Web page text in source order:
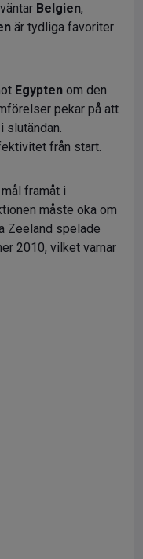
Belgien,
är tydliga favoriter
Egypten om den
pekar på att
slutändan.
från start.
framåt i
måste öka om
Zeeland spelade
2010, vilket varnar